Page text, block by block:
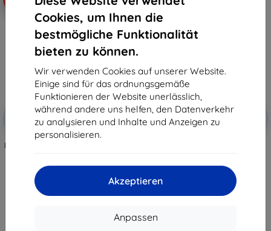
Cookies, um Ihnen die
bestmögliche Funktionalität
bieten zu können.
Wir verwenden Cookies auf unserer Website.
Einige sind für das ordnungsgemäße
Funktionieren der Website unerlässlich,
während andere uns helfen, den Datenverkehr
zu analysieren und Inhalte und Anzeigen zu
personalisieren.
Akzeptieren
Anpassen
Rabatt
mit
Gutschein
EXTRA10
Beline Hülle Candy für Xiaomi Mi
8,90 €
Auf Lager > 5 Stk.
-10%
Rabatt
mit
Gutschein
8,90 €
Auf Lager > 5 Stk.